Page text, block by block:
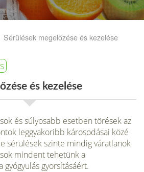
Sérülések megelőzése és kezelése
és kezelése
és súlyosabb esetben törések az
leggyakoribb károsodásai közé
sérülések szinte mindig váratlanok
mindent tehetünk a
gyógyulás gyorsításáért.